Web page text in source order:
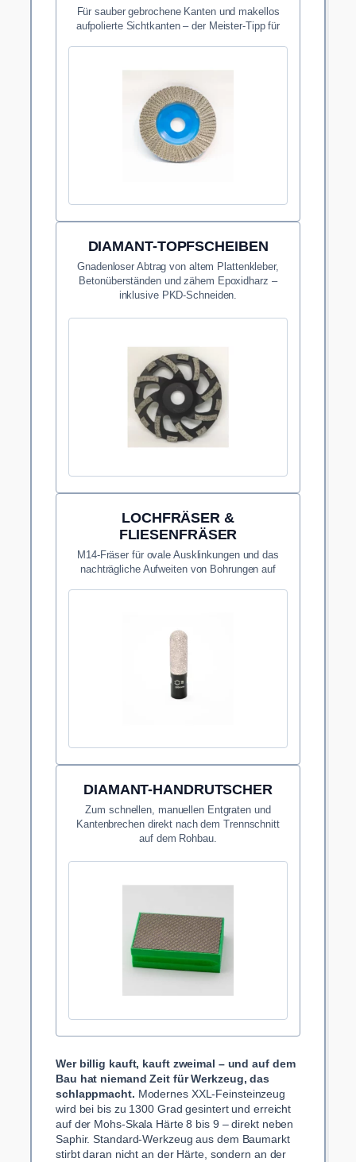
Für sauber gebrochene Kanten und makellos
aufpolierte Sichtkanten – der Meister-Tipp für
DIAMANT-TOPFSCHEIBEN
Gnadenloser Abtrag von altem Plattenkleber,
Betonüberständen und zähem Epoxidharz –
inklusive PKD-Schneiden.
LOCHFRÄSER &
FLIESENFRÄSER
M14-Fräser für ovale Ausklinkungen und das
nachträgliche Aufweiten von Bohrungen auf
DIAMANT-HANDRUTSCHER
Zum schnellen, manuellen Entgraten und
Kantenbrechen direkt nach dem Trennschnitt
auf dem Rohbau.
Wer billig kauft, kauft zweimal – und auf dem
Bau hat niemand Zeit für Werkzeug, das
schlappmacht. Modernes XXL-Feinsteinzeug
wird bei bis zu 1300 Grad gesintert und erreicht
auf der Mohs-Skala Härte 8 bis 9 – direkt neben
Saphir. Standard-Werkzeug aus dem Baumarkt
stirbt daran nicht an der Härte, sondern an der